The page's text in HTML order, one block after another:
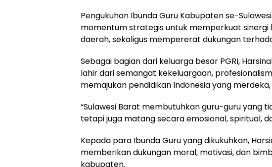
Pengukuhan Ibunda Guru Kabupaten se-
momentum strategis untuk memperkuat
daerah, sekaligus mempererat dukungan
Sebagai bagian dari keluarga besar PGRI,
lahir dari semangat kekeluargaan,
memajukan pendidikan Indonesia yang
“Sulawesi Barat membutuhkan guru-guru yang
tetapi juga matang secara emosional, spiritual,
Kepada para Ibunda Guru yang dikukuhkan,
memberikan dukungan moral, motivasi, dan
kabupaten.